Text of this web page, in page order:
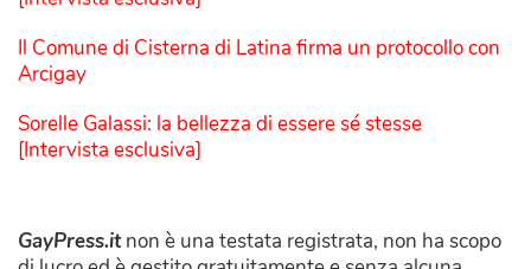
Il Comune di Cisterna di Latina firma un protocollo con
Arcigay
Sorelle Galassi: la bellezza di essere sé stesse
[Intervista esclusiva]
GayPress.itnon è una testata registrata, non ha scopo